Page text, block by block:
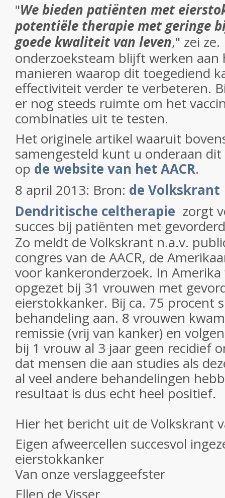
"We bieden patiënten met
potentiële therapie met geringe
goede kwaliteit van leven," zei
onderzoeksteam blijft werken aan
manieren waarop dit toegediend
effectiviteit verder te verbeteren.
er nog steeds ruimte om het
combinaties uit te testen.
Het originele artikel waaruit
samengesteld kunt u onderaan
op de website van het AACR.
8 april 2013: Bron: de Volkskrant
Dendritische celtherapie zorgt
succes bij patiënten met
Zo meldt de Volkskrant n.a.v.
congres van de AACR, de
voor kankeronderzoek. In
opgezet bij 31 vrouwen met
eierstokkanker. Bij ca. 75 procent
behandeling aan. 8 vrouwen
remissie (vrij van kanker) en
bij 1 vrouw al 3 jaar geen recidief
dat mensen die aan studies als
al veel andere behandelingen
resultaat is dus echt heel positief.
Hier het bericht uit de Volkskrant
Eigen afweercellen succesvol
eierstokkanker
Van onze verslaggeefster
Ellen de Visser